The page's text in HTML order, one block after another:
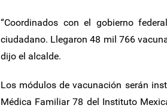
“Coordinados con el gobierno
ciudadano. Llegaron 48 mil 766
dijo el alcalde.
Los módulos de vacunación serán
Médica Familiar 78 del Instituto